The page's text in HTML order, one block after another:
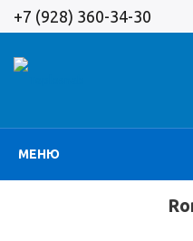
+7 (928) 360-34-30
МЕНЮ